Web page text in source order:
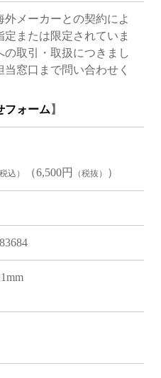
外メーカーとの契約によ
定または限定されていま
の取引・取扱につきまし
当窓口まで問い合わせく
フォーム 】
込） （6,500円 （税抜） ）